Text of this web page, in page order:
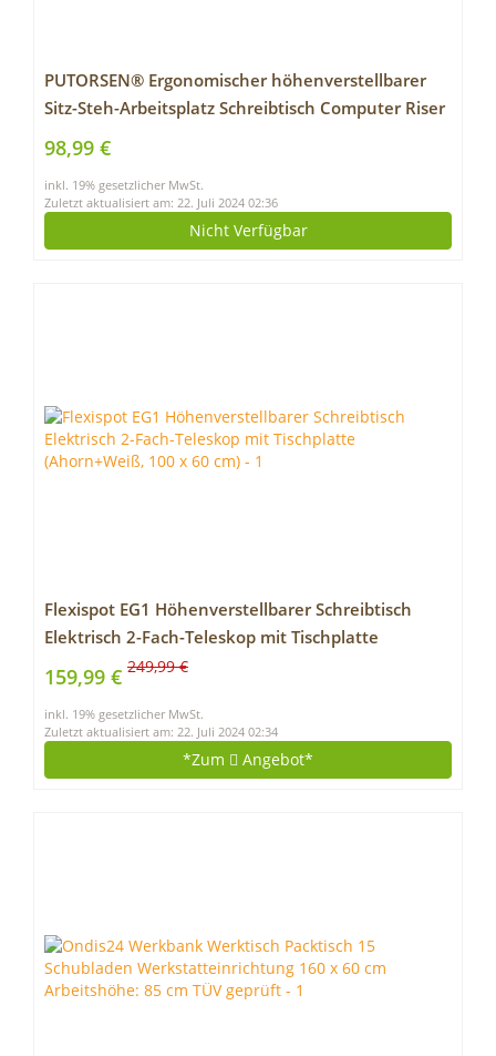
PUTORSEN® Ergonomischer höhenverstellbarer
Sitz-Steh-Arbeitsplatz Schreibtisch Computer Riser
Work Station, Schreibtischaufsatz Steharbeitsplatz
Standtisch – 32″ Tabletop Stehpult Konverter
98,99 €
inkl. 19% gesetzlicher MwSt.
Zuletzt aktualisiert am: 22. Juli 2024 02:36
Nicht Verfügbar
Flexispot EG1 Höhenverstellbarer Schreibtisch
Elektrisch 2-Fach-Teleskop mit Tischplatte
(Ahorn+Weiß, 100 x 60 cm)
159,99 € 249,99 €
inkl. 19% gesetzlicher MwSt.
Zuletzt aktualisiert am: 22. Juli 2024 02:34
*Zum Angebot*